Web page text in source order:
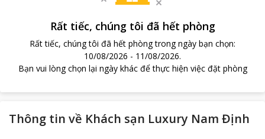
Rất tiếc, chúng tôi đã hết phòng
Rất tiếc, chúng tôi đã hết phòng trong ngày bạn chọn:
10/08/2026 - 11/08/2026.
Bạn vui lòng chọn lại ngày khác để thực hiện việc đặt phòng
Thông tin về Khách sạn Luxury Nam Định